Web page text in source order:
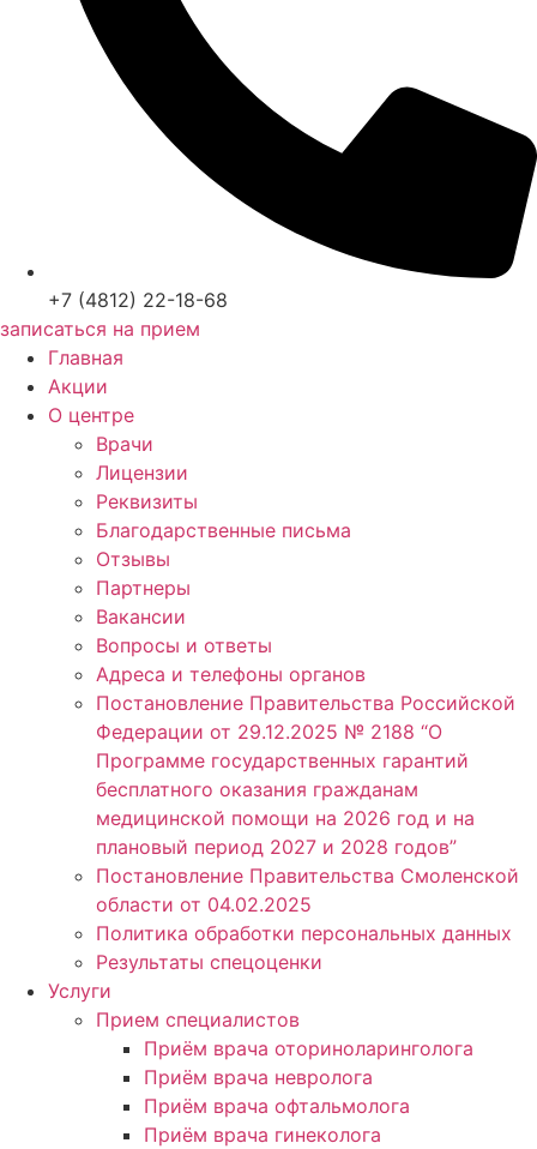
+7 (4812) 22-18-68
записаться на прием
Главная
Акции
О центре
Врачи
Лицензии
Реквизиты
Благодарственные письма
Отзывы
Партнеры
Вакансии
Вопросы и ответы
Адреса и телефоны органов
Постановление Правительства Российской
Федерации от 29.12.2025 № 2188 “О
Программе государственных гарантий
бесплатного оказания гражданам
медицинской помощи на 2026 год и на
плановый период 2027 и 2028 годов”
Постановление Правительства Смоленской
области от 04.02.2025
Политика обработки персональных данных
Результаты спецоценки
Услуги
Прием специалистов
Приём врача оториноларинголога
Приём врача невролога
Приём врача офтальмолога
Приём врача гинеколога